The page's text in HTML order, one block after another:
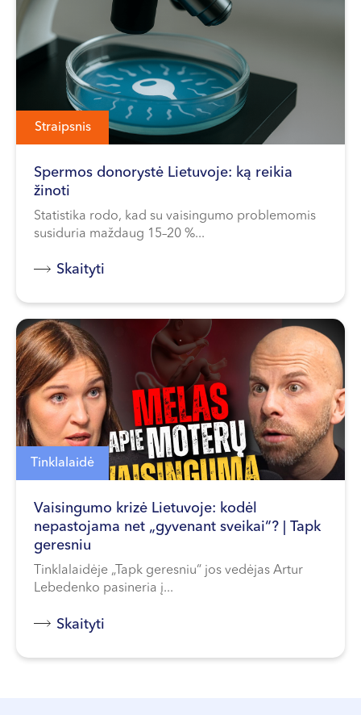
Straipsnis
Spermos donorystė Lietuvoje: ką reikia
žinoti
Statistika rodo, kad su vaisingumo problemomis
susiduria maždaug 15–20 %...
Skaityti
Tinklalaidė
Vaisingumo krizė Lietuvoje: kodėl
nepastojama net „gyvenant sveikai“? | Tapk
geresniu
Tinklalaidėje „Tapk geresniu“ jos vedėjas Artur
Lebedenko pasineria į...
Skaityti